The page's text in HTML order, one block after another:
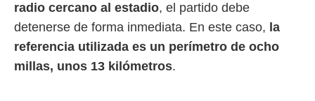
radio cercano al estadio, el partido debe
detenerse de forma inmediata. En este caso, la
referencia utilizada es un perímetro de ocho
millas, unos 13 kilómetros.